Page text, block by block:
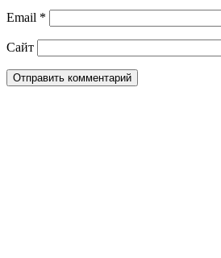
Email *
Сайт